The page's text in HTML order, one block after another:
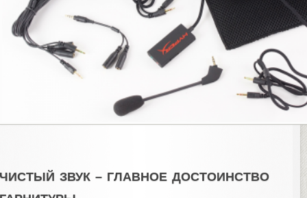
ЗВУК – ГЛАВНОЕ ДОСТОИНСТВО